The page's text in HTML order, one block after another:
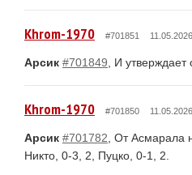
Khrom-1970 #701851
Арсик #701849 , И
Khrom-1970 #701850
Арсик #701782 , От Асмарала
Никто, 0-3, 2, Пуцко, 0-1, 2.